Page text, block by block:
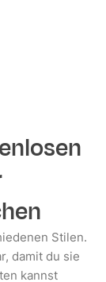
Stilen.
damit du sie
kannst